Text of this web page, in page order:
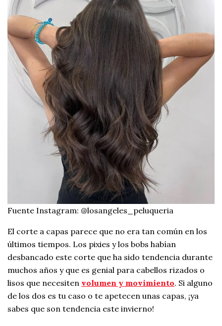
Fuente Instagram: @losangeles_peluqueria
El corte a capas parece que no era tan común en los
últimos tiempos. Los pixies y los bobs habían
desbancado este corte que ha sido tendencia durante
muchos años y que es genial para cabellos rizados o
lisos que necesiten volumen y movimiento. Si alguno
de los dos es tu caso o te apetecen unas capas, ¡ya
sabes que son tendencia este invierno!